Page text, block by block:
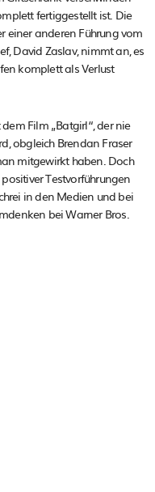
fertiggestellt ist. Die
einer anderen Führung vom
David Zaslav, nimmt an, es
komplett als Verlust
Film „Batgirl“, der nie
obgleich Brendan Fraser
mitgewirkt haben. Doch
Testvorführungen
in den Medien und bei
bei Warner Bros.